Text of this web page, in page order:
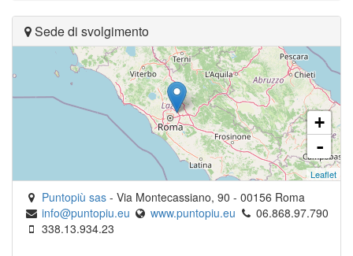
Sede di svolgimento
+
-
Leaflet
Puntopiù sas - Via Montecassiano, 90 - 00156 Roma
info@puntopiu.eu
www.puntopiu.eu
06.868.97.790
338.13.934.23